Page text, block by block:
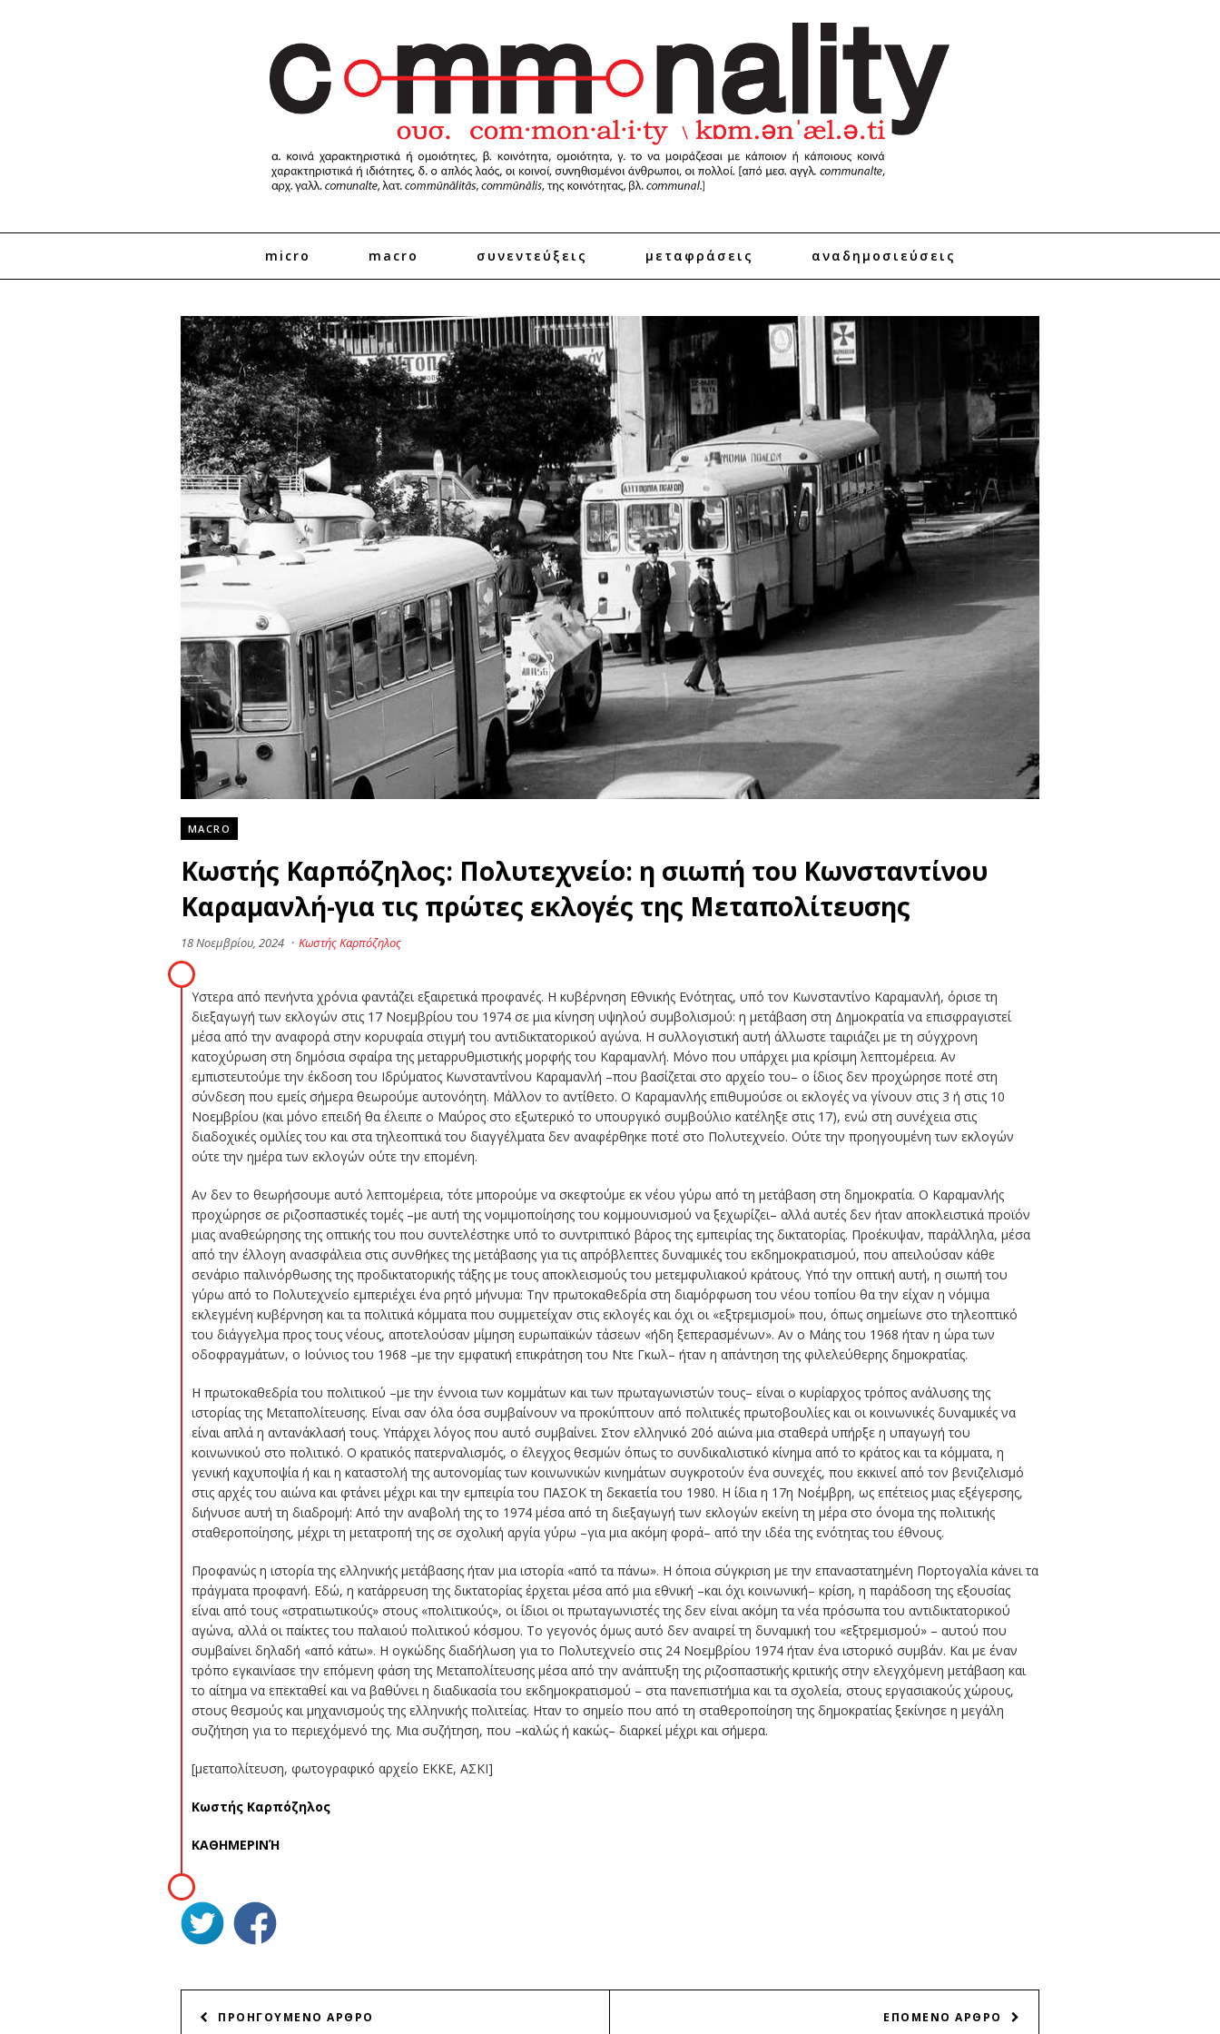
micro macro συνεντεύξεις μεταφράσεις αναδημοσιεύσεις
MACRO
Κωστής Καρπόζηλος: Πολυτεχνείο: η σιωπή του Κωνσταντίνου
Καραμανλή-για τις πρώτες εκλογές της Μεταπολίτευσης
18 Νοεμβρίου, 2024 · Κωστής Καρπόζηλος
Yστερα από πενήντα χρόνια φαντάζει εξαιρετικά προφανές. Η κυβέρνηση Εθνικής Ενότητας, υπό τον Κωνσταντίνο Καραμανλή, όρισε τη
διεξαγωγή των εκλογών στις 17 Νοεμβρίου του 1974 σε μια κίνηση υψηλού συμβολισμού: η μετάβαση στη Δημοκρατία να επισφραγιστεί
μέσα από την αναφορά στην κορυφαία στιγμή του αντιδικτατορικού αγώνα. Η συλλογιστική αυτή άλλωστε ταιριάζει με τη σύγχρονη
κατοχύρωση στη δημόσια σφαίρα της μεταρρυθμιστικής μορφής του Καραμανλή. Μόνο που υπάρχει μια κρίσιμη λεπτομέρεια. Αν
εμπιστευτούμε την έκδοση του Ιδρύματος Κωνσταντίνου Καραμανλή –που βασίζεται στο αρχείο του– ο ίδιος δεν προχώρησε ποτέ στη
σύνδεση που εμείς σήμερα θεωρούμε αυτονόητη. Μάλλον το αντίθετο. Ο Καραμανλής επιθυμούσε οι εκλογές να γίνουν στις 3 ή στις 10
Νοεμβρίου (και μόνο επειδή θα έλειπε ο Μαύρος στο εξωτερικό το υπουργικό συμβούλιο κατέληξε στις 17), ενώ στη συνέχεια στις
διαδοχικές ομιλίες του και στα τηλεοπτικά του διαγγέλματα δεν αναφέρθηκε ποτέ στο Πολυτεχνείο. Ούτε την προηγουμένη των εκλογών
ούτε την ημέρα των εκλογών ούτε την επομένη.
Αν δεν το θεωρήσουμε αυτό λεπτομέρεια, τότε μπορούμε να σκεφτούμε εκ νέου γύρω από τη μετάβαση στη δημοκρατία. Ο Καραμανλής
προχώρησε σε ριζοσπαστικές τομές –με αυτή της νομιμοποίησης του κομμουνισμού να ξεχωρίζει– αλλά αυτές δεν ήταν αποκλειστικά προϊόν
μιας αναθεώρησης της οπτικής του που συντελέστηκε υπό το συντριπτικό βάρος της εμπειρίας της δικτατορίας. Προέκυψαν, παράλληλα, μέσα
από την έλλογη ανασφάλεια στις συνθήκες της μετάβασης για τις απρόβλεπτες δυναμικές του εκδημοκρατισμού, που απειλούσαν κάθε
σενάριο παλινόρθωσης της προδικτατορικής τάξης με τους αποκλεισμούς του μετεμφυλιακού κράτους. Υπό την οπτική αυτή, η σιωπή του
γύρω από το Πολυτεχνείο εμπεριέχει ένα ρητό μήνυμα: Την πρωτοκαθεδρία στη διαμόρφωση του νέου τοπίου θα την είχαν η νόμιμα
εκλεγμένη κυβέρνηση και τα πολιτικά κόμματα που συμμετείχαν στις εκλογές και όχι οι «εξτρεμισμοί» που, όπως σημείωνε στο τηλεοπτικό
του διάγγελμα προς τους νέους, αποτελούσαν μίμηση ευρωπαϊκών τάσεων «ήδη ξεπερασμένων». Αν ο Μάης του 1968 ήταν η ώρα των
οδοφραγμάτων, ο Ιούνιος του 1968 –με την εμφατική επικράτηση του Ντε Γκωλ– ήταν η απάντηση της φιλελεύθερης δημοκρατίας.
Η πρωτοκαθεδρία του πολιτικού –με την έννοια των κομμάτων και των πρωταγωνιστών τους– είναι ο κυρίαρχος τρόπος ανάλυσης της
ιστορίας της Μεταπολίτευσης. Είναι σαν όλα όσα συμβαίνουν να προκύπτουν από πολιτικές πρωτοβουλίες και οι κοινωνικές δυναμικές να
είναι απλά η αντανάκλασή τους. Υπάρχει λόγος που αυτό συμβαίνει. Στον ελληνικό 20ό αιώνα μια σταθερά υπήρξε η υπαγωγή του
κοινωνικού στο πολιτικό. Ο κρατικός πατερναλισμός, ο έλεγχος θεσμών όπως το συνδικαλιστικό κίνημα από το κράτος και τα κόμματα, η
γενική καχυποψία ή και η καταστολή της αυτονομίας των κοινωνικών κινημάτων συγκροτούν ένα συνεχές, που εκκινεί από τον βενιζελισμό
στις αρχές του αιώνα και φτάνει μέχρι και την εμπειρία του ΠΑΣΟΚ τη δεκαετία του 1980. Η ίδια η 17η Νοέμβρη, ως επέτειος μιας εξέγερσης,
διήνυσε αυτή τη διαδρομή: Από την αναβολή της το 1974 μέσα από τη διεξαγωγή των εκλογών εκείνη τη μέρα στο όνομα της πολιτικής
σταθεροποίησης, μέχρι τη μετατροπή της σε σχολική αργία γύρω –για μια ακόμη φορά– από την ιδέα της ενότητας του έθνους.
Προφανώς η ιστορία της ελληνικής μετάβασης ήταν μια ιστορία «από τα πάνω». Η όποια σύγκριση με την επαναστατημένη Πορτογαλία κάνει τα
πράγματα προφανή. Εδώ, η κατάρρευση της δικτατορίας έρχεται μέσα από μια εθνική –και όχι κοινωνική– κρίση, η παράδοση της εξουσίας
είναι από τους «στρατιωτικούς» στους «πολιτικούς», οι ίδιοι οι πρωταγωνιστές της δεν είναι ακόμη τα νέα πρόσωπα του αντιδικτατορικού
αγώνα, αλλά οι παίκτες του παλαιού πολιτικού κόσμου. Το γεγονός όμως αυτό δεν αναιρεί τη δυναμική του «εξτρεμισμού» – αυτού που
συμβαίνει δηλαδή «από κάτω». Η ογκώδης διαδήλωση για το Πολυτεχνείο στις 24 Νοεμβρίου 1974 ήταν ένα ιστορικό συμβάν. Και με έναν
τρόπο εγκαινίασε την επόμενη φάση της Μεταπολίτευσης μέσα από την ανάπτυξη της ριζοσπαστικής κριτικής στην ελεγχόμενη μετάβαση και
το αίτημα να επεκταθεί και να βαθύνει η διαδικασία του εκδημοκρατισμού – στα πανεπιστήμια και τα σχολεία, στους εργασιακούς χώρους,
στους θεσμούς και μηχανισμούς της ελληνικής πολιτείας. Ηταν το σημείο που από τη σταθεροποίηση της δημοκρατίας ξεκίνησε η μεγάλη
συζήτηση για το περιεχόμενό της. Μια συζήτηση, που –καλώς ή κακώς– διαρκεί μέχρι και σήμερα.
[μεταπολίτευση, φωτογραφικό αρχείο ΕΚΚΕ, ΑΣΚΙ]
Κωστής Καρπόζηλος
ΚΑΘΗΜΕΡΙΝΉ
ΑΡΘΡΩΝ
ΕΠΟΜΕΝΟ ΑΡΘΡΟ
ΠΡΟΗΓΟΥΜΕΝΟ ΑΡΘΡΟ